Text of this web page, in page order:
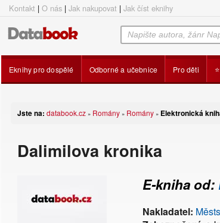
Kontakt | O nás | Jak nakupovat | Jak číst eknihy
Eknihy pro dospělé Odborné a učebnice Pro děti
Jste na: databook.cz » Romány » Romány » Elektronická
Dalimilova kronika
E-kniha od:
Nakladatel: